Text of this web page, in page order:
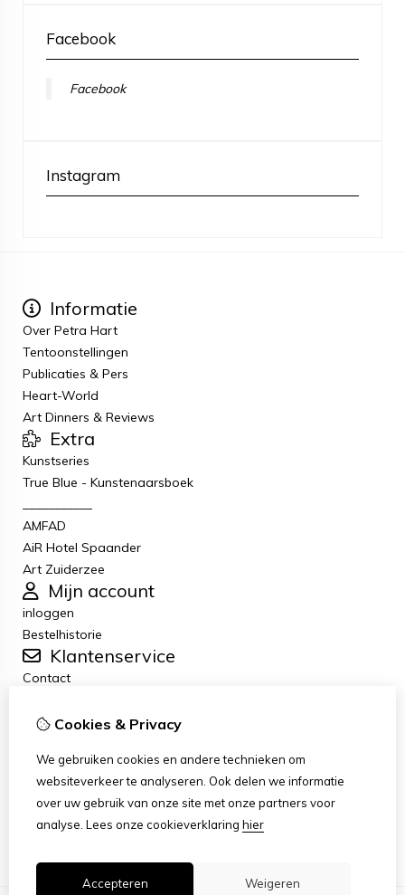
Facebook
Facebook
Instagram
Informatie
Over Petra Hart
Tentoonstellingen
Publicaties & Pers
Heart-World
Art Dinners & Reviews
Extra
Kunstseries
True Blue - Kunstenaarsboek
AMFAD
AiR Hotel Spaander
Art Zuiderzee
Mijn account
inloggen
Bestelhistorie
Klantenservice
Contact
Algemene voorwaarden
Disclaimer
Disclaimer-e-mail
Copyright
Stichting Art Zuiderzee Route
Cookies & Privacy
We gebruiken cookies en andere technieken om
websiteverkeer te analyseren. Ook delen we informatie
over uw gebruik van onze site met onze partners voor
analyse. Lees onze cookieverklaring hier
Accepteren Weigeren